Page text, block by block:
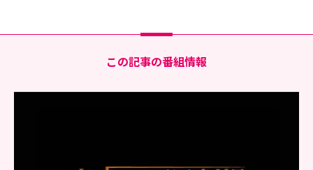
この記事の番組情報